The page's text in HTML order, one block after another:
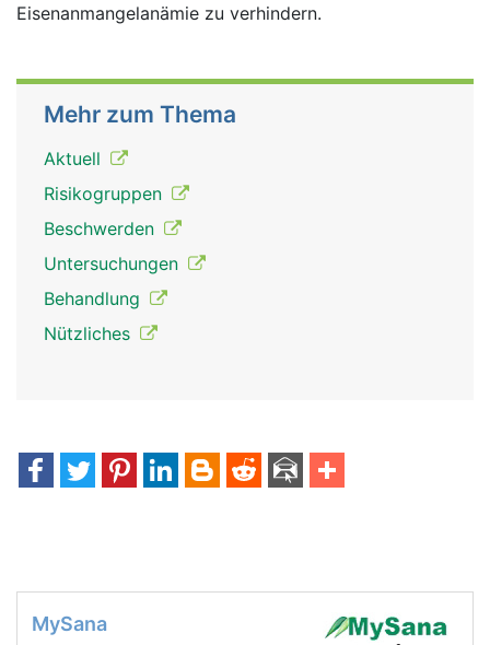
Eisenanmangelanämie zu verhindern.
Mehr zum Thema
Aktuell
Risikogruppen
Beschwerden
Untersuchungen
Behandlung
Nützliches
MySana